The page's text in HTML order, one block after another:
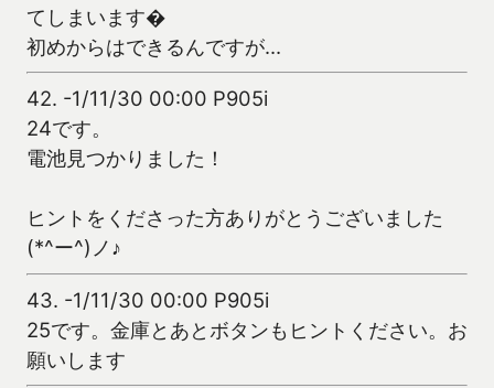
てしまいます�
初めからはできるんですが…
42. -1/11/30 00:00 P905i
24です。
電池見つかりました！
ヒントをくださった方ありがとうございました
(*^ー^)ノ♪
43. -1/11/30 00:00 P905i
25です。金庫とあとボタンもヒントください。お
願いします